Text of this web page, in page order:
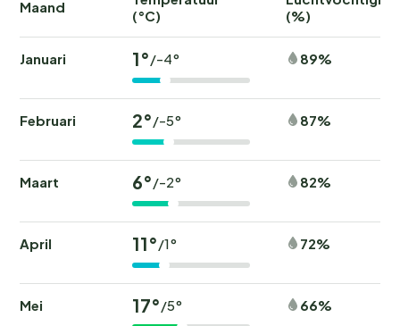
Maand
(°C)
(%)
Januari 1°/-4° 89%
Februari 2°/-5° 87%
Maart 6°/-2° 82%
April 11°/1° 72%
Mei 17°/5° 66%